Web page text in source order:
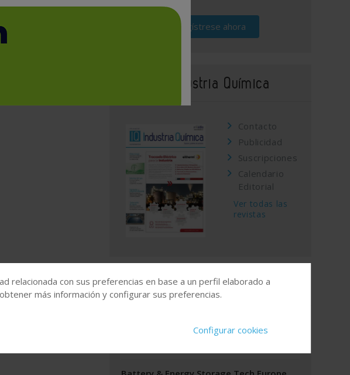
Regístrese ahora
Revista Industria Química
Contacto
Publicidad
Suscripciones
Calendario
Editorial
Ver todas las
revistas
Agenda
XI GREEN IUPAC 2026
relacionada con sus preferencias en base a un perfil elaborado a
más información y configurar sus preferencias.
Configurar cookies